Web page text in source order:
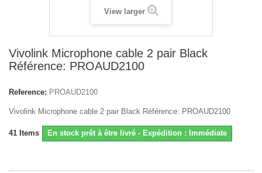
View larger
Vivolink Microphone cable 2 pair Black
Référence: PROAUD2100
Reference: PROAUD2100
Vivolink Microphone cable 2 pair Black Référence: PROAUD2100
41 Items En stock prêt à être livré - Expédition : Immédiate